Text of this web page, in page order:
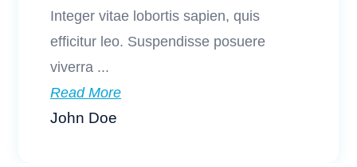
Integer vitae lobortis sapien, quis
efficitur leo. Suspendisse posuere
viverra ...
Read More
John Doe